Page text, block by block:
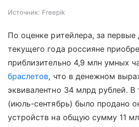
Источник: Freepik
По оценке ритейлера, за первые
текущего года россияне
приблизительно 4,9 млн умных
браслетов, что в денежном
эквивалентно 34 млрд рублей. В
(июль-сентябрь) было продано
устройств на общую сумму 11